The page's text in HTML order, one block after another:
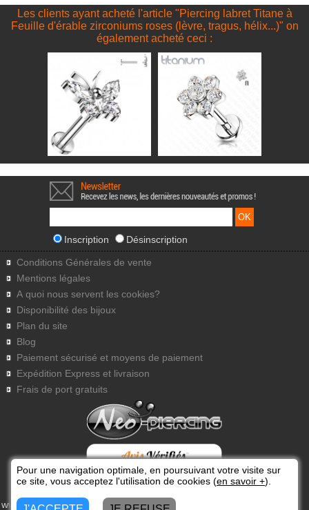
Les clients ayant acheté l'article "Piercing labret Titane à
Feuille d'érable zirconiums roses (lèvre, tragus, hélix...)" on
également acheté ceci :
Inscription Désinscription
Conditions Générales de vente
Mentions légales
A quoi nous servent les cookies?
Disponibilité des bijoux
Plan du site
Blog
Paiement sécurisé et moyens de paiement
Expédition Express et livraison
Frais de port gratuits
www.neo-piercing.com 4.7/ 5
Pour une navigation optimale, en poursuivant votre visite sur
ce site, vous acceptez l'utilisation de cookies (en savoir +).